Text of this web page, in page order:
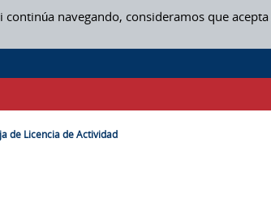
navegando, consideramos que
de Licencia de Actividad